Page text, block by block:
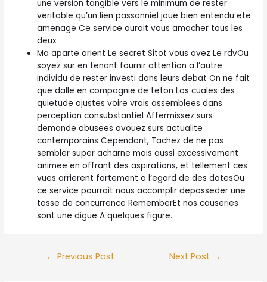
une version tangible vers le minimum de rester
veritable qu’un lien passonniel joue bien entendu ete
amenage Ce service aurait vous amocher tous les
deux
Ma aparte orient Le secret Sitot vous avez Le rdvOu
soyez sur en tenant fournir attention a l’autre
individu de rester investi dans leurs debat On ne fait
que dalle en compagnie de teton Los cuales des
quietude ajustes voire vrais assemblees dans
perception consubstantiel Affermissez surs
demande abusees avouez surs actualite
contemporains Cependant, Tachez de ne pas
sembler super acharne mais aussi excessivement
animee en offrant des aspirations, et tellement ces
vues arrierent fortement a l’egard de des datesOu
ce service pourrait nous accomplir deposseder une
tasse de concurrence RememberEt nos causeries
sont une digue A quelques figure.
← Previous Post Next Post →